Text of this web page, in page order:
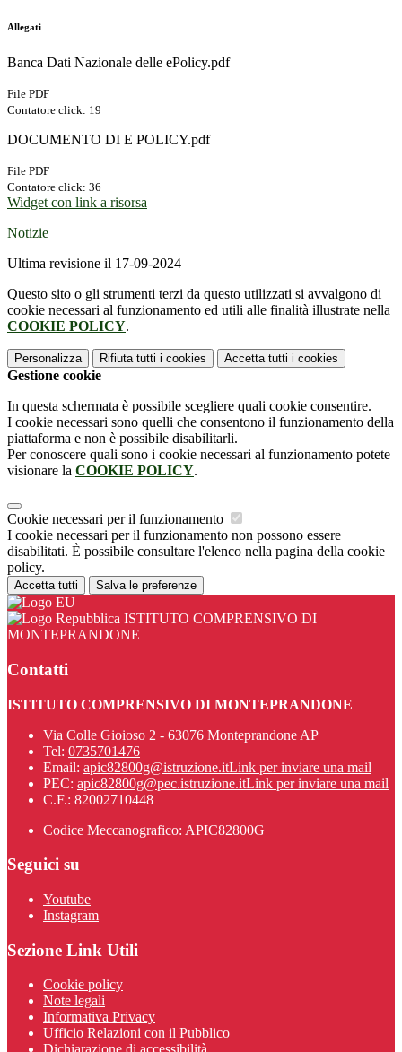
Allegati
Banca Dati Nazionale delle ePolicy.pdf
File PDF
Contatore click: 19
DOCUMENTO DI E POLICY.pdf
File PDF
Contatore click: 36
Widget con link a risorsa
Notizie
Ultima revisione il 17-09-2024
Questo sito o gli strumenti terzi da questo utilizzati si avvalgono di
cookie necessari al funzionamento ed utili alle finalità illustrate nella
COOKIE POLICY.
Personalizza Rifiuta tutti i cookies Accetta tutti i cookies
Gestione cookie
In questa schermata è possibile scegliere quali cookie consentire.
I cookie necessari sono quelli che consentono il funzionamento della
piattaforma e non è possibile disabilitarli.
Per conoscere quali sono i cookie necessari al funzionamento potete
visionare la COOKIE POLICY.
Cookie necessari per il funzionamento
I cookie necessari per il funzionamento non possono essere
disabilitati. È possibile consultare l'elenco nella pagina della cookie
policy.
Accetta tutti Salva le preferenze
ISTITUTO COMPRENSIVO DI
MONTEPRANDONE
Contatti
ISTITUTO COMPRENSIVO DI MONTEPRANDONE
Via Colle Gioioso 2 - 63076 Monteprandone AP
Tel: 0735701476
Email: apic82800g@istruzione.itLink per inviare una mail
PEC: apic82800g@pec.istruzione.itLink per inviare una mail
C.F.: 82002710448
Codice Meccanografico: APIC82800G
Seguici su
Youtube
Instagram
Sezione Link Utili
Cookie policy
Note legali
Informativa Privacy
Ufficio Relazioni con il Pubblico